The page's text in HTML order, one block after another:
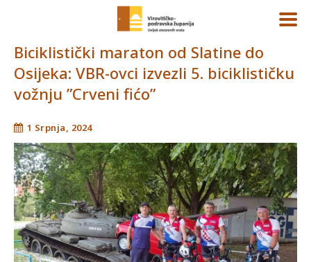
Biciklistički maraton od Slatine do
Osijeka: VBR-ovci izvezli 5. biciklističku
vožnju ”Crveni fićo”
1 Srpnja, 2024